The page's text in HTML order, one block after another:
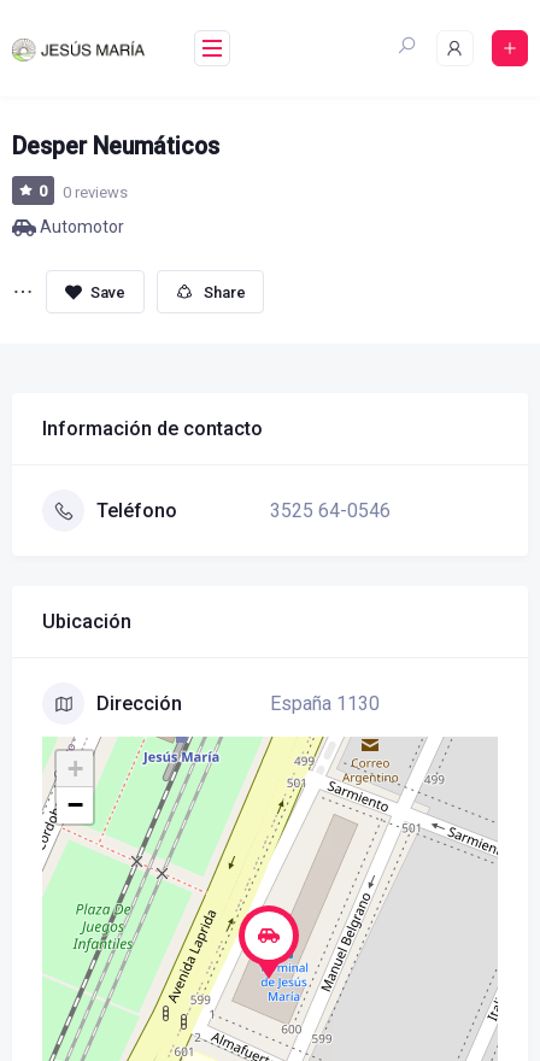
to
Desper Neumáticos
0 0 reviews
Automotor
Share
Información de contacto
Teléfono 3525 64-0546
Ubicación
Dirección España 1130
+
−